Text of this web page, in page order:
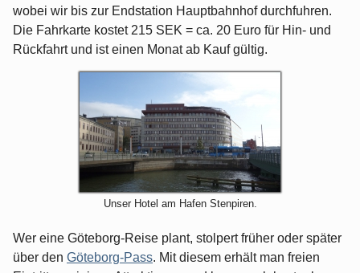
wobei wir bis zur Endstation Hauptbahnhof durchfuhren.
Die Fahrkarte kostet 215 SEK = ca. 20 Euro für Hin- und
Rückfahrt und ist einen Monat ab Kauf gültig.
Unser Hotel am Hafen Stenpiren.
Wer eine Göteborg-Reise plant, stolpert früher oder später
über den Göteborg-Pass. Mit diesem erhält man freien